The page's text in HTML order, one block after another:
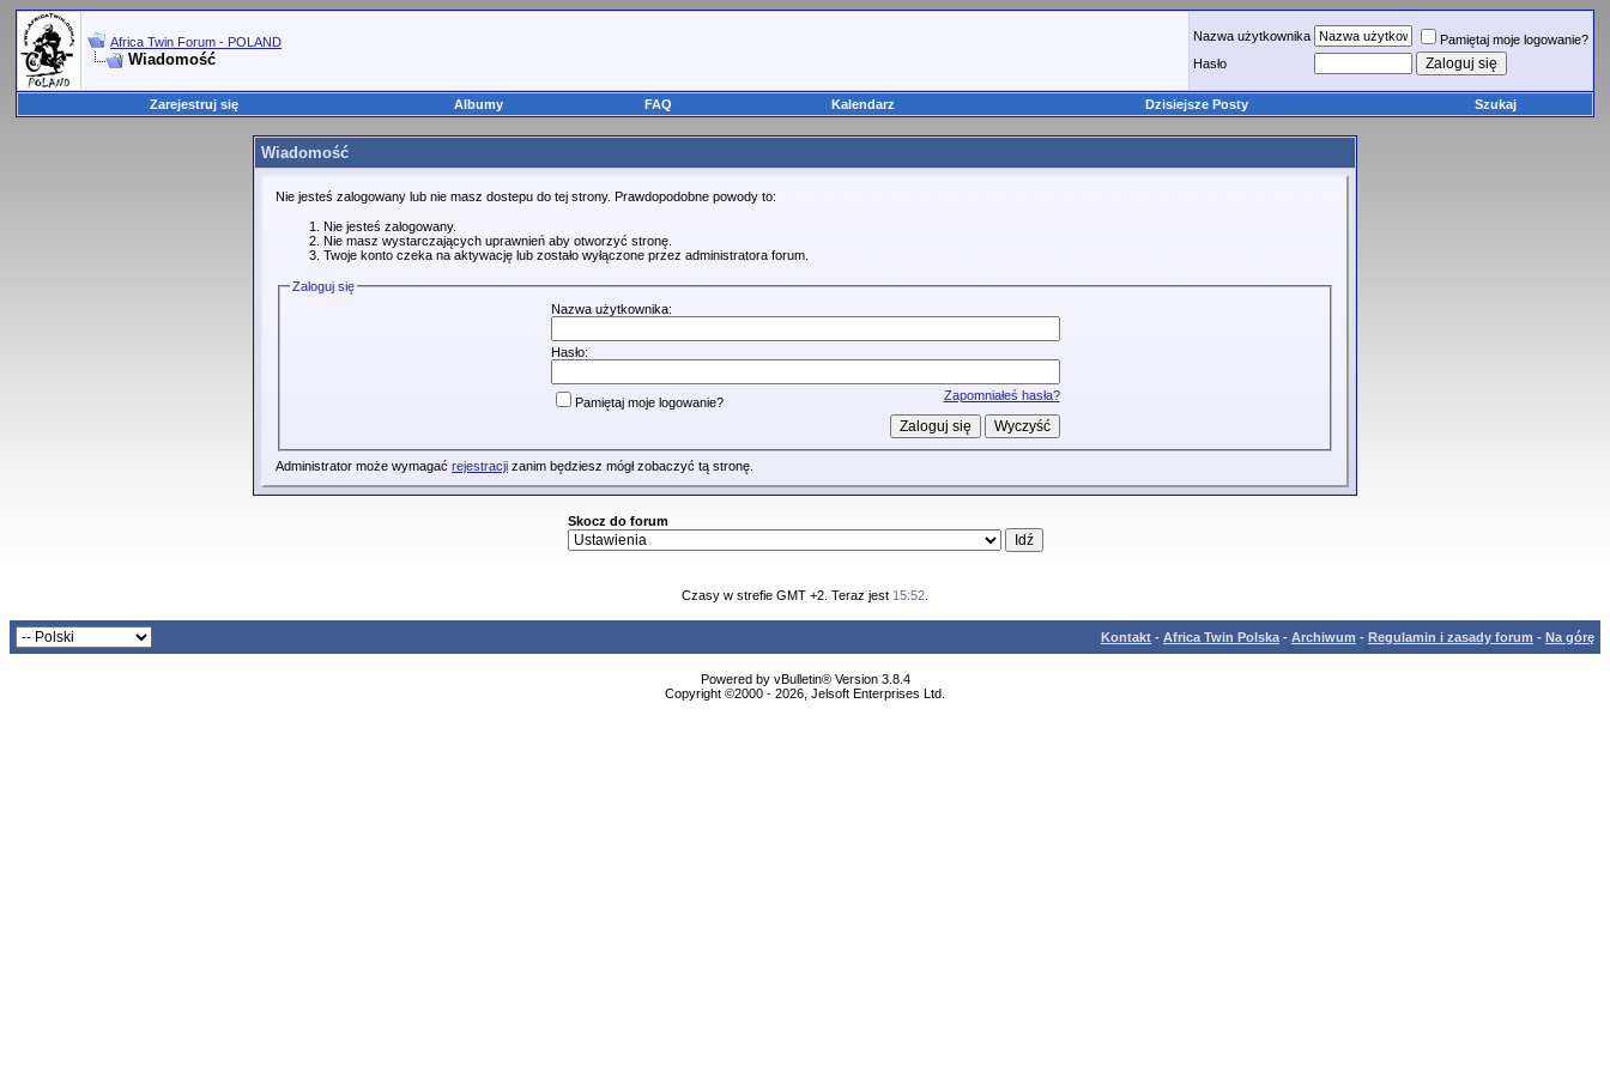
Africa Twin Forum - POLAND
Wiadomość
Nazwa użytkownika
Pamiętaj moje logowanie?
Hasło
Zarejestruj się Albumy FAQ Kalendarz Dzisiejsze Posty Szukaj
Wiadomość
Nie jesteś zalogowany lub nie masz dostepu do tej strony. Prawdopodobne powody to:
Nie jesteś zalogowany.
Nie masz wystarczających uprawnień aby otworzyć stronę.
Twoje konto czeka na aktywację lub zostało wyłączone przez administratora forum.
Zaloguj się
Nazwa użytkownika:
Hasło:
Zapomniałeś hasła?
Pamiętaj moje logowanie?
Administrator może wymagać rejestracji zanim będziesz mógł zobaczyć tą stronę.
Skocz do forum
Czasy w strefie GMT +2. Teraz jest 15:52
Kontakt - Africa Twin Polska - Archiwum - Regulamin i zasady forum - Na górę
Powered by vBulletin® Version 3.8.4
Copyright ©2000 - 2026, Jelsoft Enterprises Ltd.